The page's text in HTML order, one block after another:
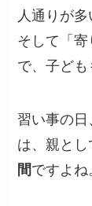
人通りが
そして「
で、子ども
習い事の
は、親と
間ですよね